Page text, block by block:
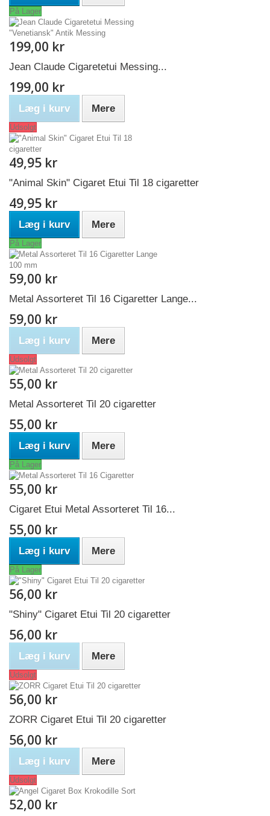
På Lager
199,00 kr
Jean Claude Cigaretetui Messing...
199,00 kr
Læg i kurv Mere
Udsolgt
49,95 kr
"Animal Skin" Cigaret Etui Til 18 cigaretter
49,95 kr
Læg i kurv Mere
På Lager
59,00 kr
Metal Assorteret Til 16 Cigaretter Lange...
59,00 kr
Læg i kurv Mere
Udsolgt
55,00 kr
Metal Assorteret Til 20 cigaretter
55,00 kr
Læg i kurv Mere
På Lager
55,00 kr
Cigaret Etui Metal Assorteret Til 16...
55,00 kr
Læg i kurv Mere
På Lager
56,00 kr
"Shiny" Cigaret Etui Til 20 cigaretter
56,00 kr
Læg i kurv Mere
Udsolgt
56,00 kr
ZORR Cigaret Etui Til 20 cigaretter
56,00 kr
Læg i kurv Mere
Udsolgt
52,00 kr